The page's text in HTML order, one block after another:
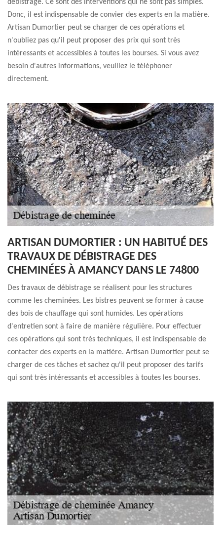
débistrage. Ce sont des interventions qui ne sont pas simples.
Donc, il est indispensable de convier des experts en la matière.
Artisan Dumortier peut se charger de ces opérations et
n'oubliez pas qu'il peut proposer des prix qui sont très
intéressants et accessibles à toutes les bourses. Si vous avez
besoin d'autres informations, veuillez le téléphoner
directement.
ARTISAN DUMORTIER : UN HABITUÉ DES
TRAVAUX DE DÉBISTRAGE DES
CHEMINÉES À AMANCY DANS LE 74800
Des travaux de débistrage se réalisent pour les structures
comme les cheminées. Les bistres peuvent se former à cause
des bois de chauffage qui sont humides. Les opérations
d'entretien sont à faire de manière régulière. Pour effectuer
ces opérations qui sont très techniques, il est indispensable de
contacter des experts en la matière. Artisan Dumortier peut se
charger de ces tâches et sachez qu'il peut proposer des tarifs
qui sont très intéressants et accessibles à toutes les bourses.